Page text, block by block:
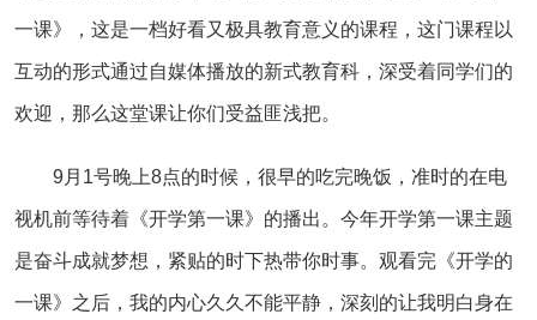
一课》，这是一档好看又极具教育意义的课程，这门课程以
互动的形式通过自媒体播放的新式教育科，深受着同学们的
欢迎，那么这堂课让你们受益匪浅把。
9月1号晚上8点的时候，很早的吃完晚饭，准时的在电
视机前等待着《开学第一课》的播出。今年开学第一课主题
是奋斗成就梦想，紧贴的时下热带你时事。观看完《开学的
一课》之后，我的内心久久不能平静，深刻的让我明白身在